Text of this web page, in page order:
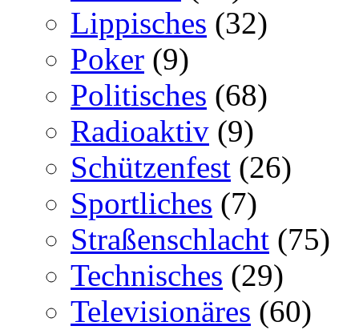
Lippisches (32)
Poker (9)
Politisches (68)
Radioaktiv (9)
Schützenfest (26)
Sportliches (7)
Straßenschlacht (75)
Technisches (29)
Televisionäres (60)